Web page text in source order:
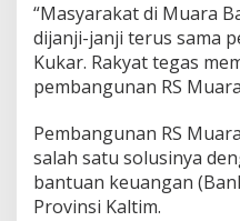
“Masyarakat di Muara
dijanji-janji terus sama
Kukar. Rakyat tegas
pembangunan RS
Pembangunan RS
salah satu solusinya
bantuan keuangan
Provinsi Kaltim.